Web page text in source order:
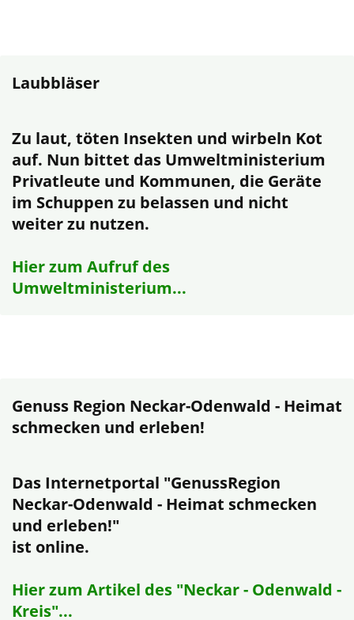
Laubbläser
Zu laut, töten Insekten und wirbeln Kot
auf. Nun bittet das Umweltministerium
Privatleute und Kommunen, die Geräte
im Schuppen zu belassen und nicht
weiter zu nutzen.
Hier zum Aufruf des
Umweltministerium...
Genuss Region Neckar-Odenwald - Heimat
schmecken und erleben!
Das Internetportal "GenussRegion
Neckar-Odenwald - Heimat schmecken
und erleben!"
ist online.
Hier zum Artikel des "Neckar - Odenwald -
Kreis"...